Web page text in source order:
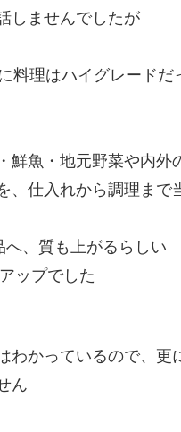
しませんでしたが
料理はハイグレードだ
鮮魚・地元野菜や内
、仕入れから調理まで
、質も上がるらしい
ップでした
わかっているので、更
ん